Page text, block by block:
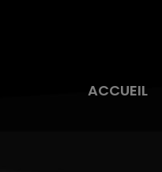
ACCUEIL